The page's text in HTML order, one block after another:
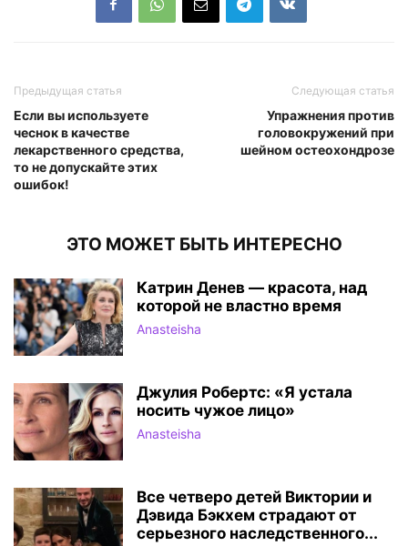
Предыдущая статья
Если вы используете
чеснок в качестве
лекарственного средства,
то не допускайте этих
ошибок!
Следующая статья
Упражнения против
головокружений при
шейном остеохондрозе
ЭТО МОЖЕТ БЫТЬ ИНТЕРЕСНО
Катрин Денев — красота, над
которой не властно время
Anasteisha
Джулия Робертс: «Я устала
носить чужое лицо»
Anasteisha
Все четверо детей Виктории и
Дэвида Бэкхем страдают от
серьезного наследственного...